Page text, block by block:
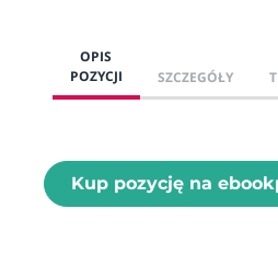
OPIS
POZYCJI
SZCZEGÓŁY
Kup pozycję na